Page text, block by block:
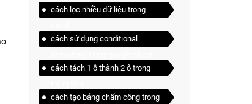
cách lọc nhiều dữ liệu trong
cách sử dụng conditional
cách tách 1 ô thành 2 ô trong
cách tạo bảng chấm công trong